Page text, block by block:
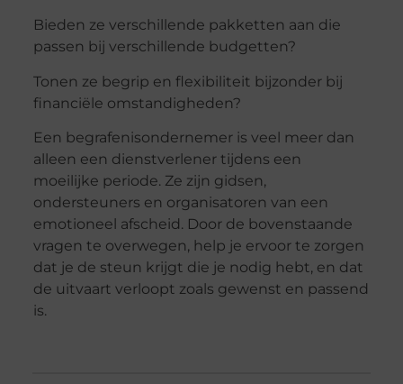
Bieden ze verschillende pakketten aan die
passen bij verschillende budgetten?
Tonen ze begrip en flexibiliteit bijzonder bij
financiële omstandigheden?
Een begrafenisondernemer is veel meer dan
alleen een dienstverlener tijdens een
moeilijke periode. Ze zijn gidsen,
ondersteuners en organisatoren van een
emotioneel afscheid. Door de bovenstaande
vragen te overwegen, help je ervoor te zorgen
dat je de steun krijgt die je nodig hebt, en dat
de uitvaart verloopt zoals gewenst en passend
is.